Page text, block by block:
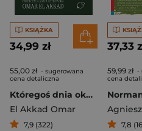
KSIĄŻKA
34,99 zł
55,00 zł - sugerowana
cena detaliczna
Któregoś dnia okaże się, że wszyscy od zawsze byli przeciwko
El Akkad Omar
7,9 (322)
37,33
59,99 zł -
cena
7,8